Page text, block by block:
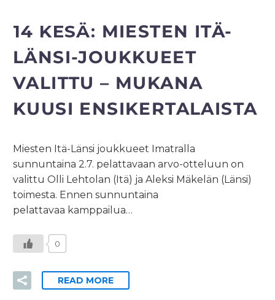
14 KESÄ: MIESTEN ITÄ-
LÄNSI-JOUKKUEET
VALITTU – MUKANA
KUUSI ENSIKERTALAISTA
Miesten Itä-Länsi joukkueet Imatralla
sunnuntaina 2.7. pelattavaan arvo-otteluun on
valittu Olli Lehtolan (Itä) ja Aleksi Mäkelän (Länsi)
toimesta. Ennen sunnuntaina
pelattavaa kamppailua…
0
READ MORE